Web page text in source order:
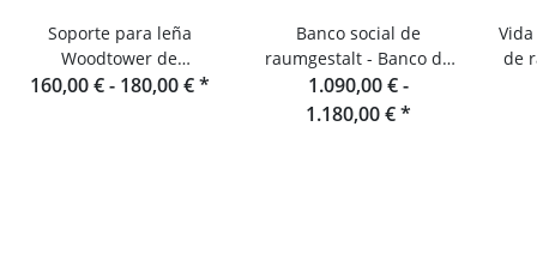
Soporte para leña
Woodtower de
Raumgestalt
160,00 € - 180,00 €*
Banco social de
raumgestalt - Banco de
láminas de roble de 180
cm
1.090,00 € -
1.180,00 €*
de